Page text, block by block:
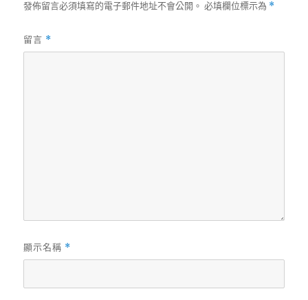
發佈留言必須填寫的電子郵件地址不會公開。 必填欄位標示為 *
留言 *
顯示名稱 *